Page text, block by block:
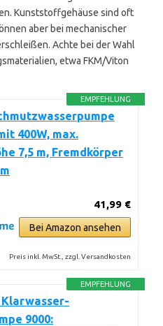
Kunststoffgehäuse sind oft
aber bei mechanischer
Achte bei der Wahl
etwa FKM/Viton
EMPFEHLUNG
400W, max.
7,5 m, Fremdkörper
41,99 €
Bei Amazon ansehen
Preis inkl. MwSt., zzgl. Versandkosten
EMPFEHLUNG
9000: